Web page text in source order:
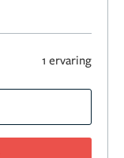
1 ervaring